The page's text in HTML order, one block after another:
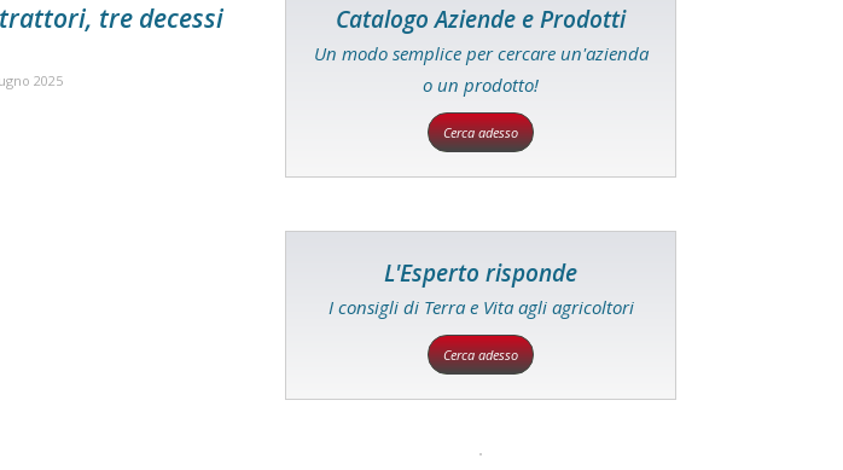
tre decessi
2025
Catalogo Aziende e Prodotti
Un modo semplice per cercare un'azienda
o un prodotto!
Cerca adesso
L'Esperto risponde
I consigli di Terra e Vita agli agricoltori
Cerca adesso